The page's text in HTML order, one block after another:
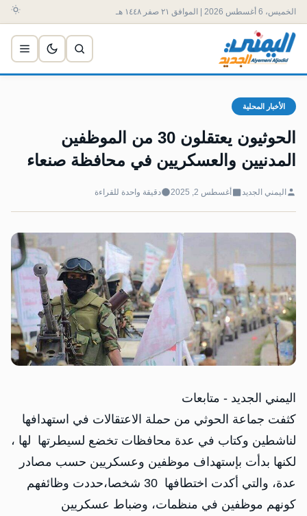
الخميس، 6 أغسطس 2026 | الموافق ٢١ صفر ١٤٤٨ هـ
الأخبار المحلية
الحوثيون يعتقلون 30 من الموظفين
المدنيين والعسكريين في محافظة صنعاء
اليمني الجديد أغسطس 2, 2025 دقيقة واحدة للقراءة
اليمني الجديد - متابعات
كثفت جماعة الحوثي من حملة الاعتقالات في استهدافها
لناشطين وكتاب في عدة محافظات تخضع لسيطرتها لها ،
لكنها بدأت بإستهداف موظفين وعسكريين حسب مصادر
عدة، والتي أكدت اختطافها 30 شخصا،حددت وظائفهم
كونهم موظفين في منظمات، وضباط عسكريين